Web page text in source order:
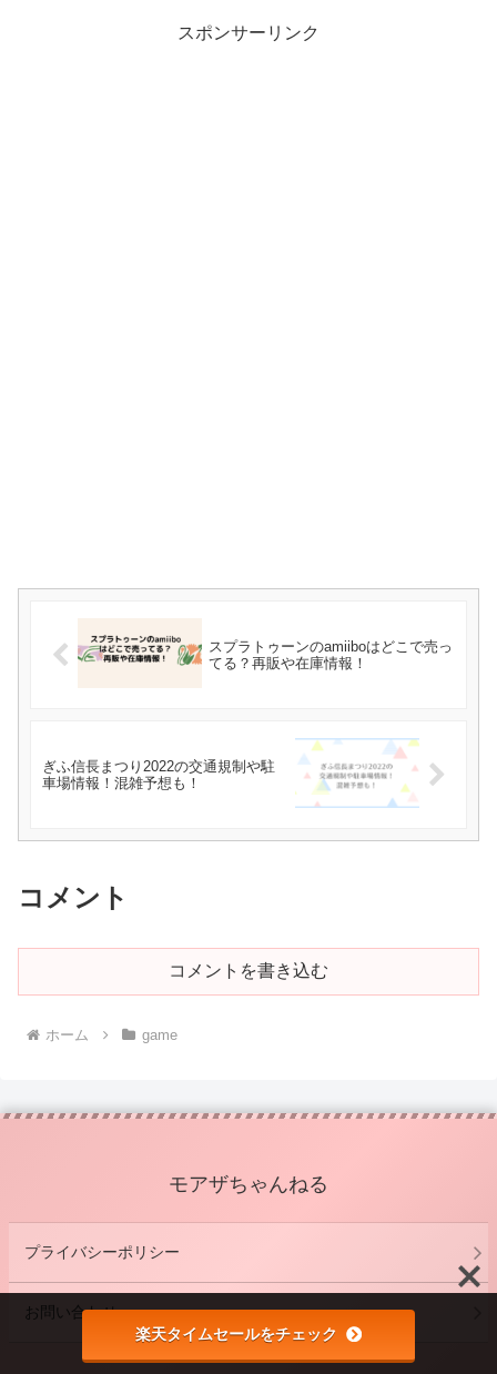
スポンサーリンク
スプラトゥーンのamiiboはどこで売っ
てる？再販や在庫情報！
ぎふ信長まつり2022の交通規制や駐
車場情報！混雑予想も！
コメント
コメントを書き込む
ホーム game
モアザちゃんねる
プライバシーポリシー
お問い合わせ
楽天タイムセールをチェック